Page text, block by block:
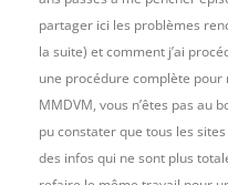
partager ici les problèmes
la suite) et comment j’ai
une procédure complète
MMDVM, vous n’êtes pas au
pu constater que tous les
des infos qui ne sont plus